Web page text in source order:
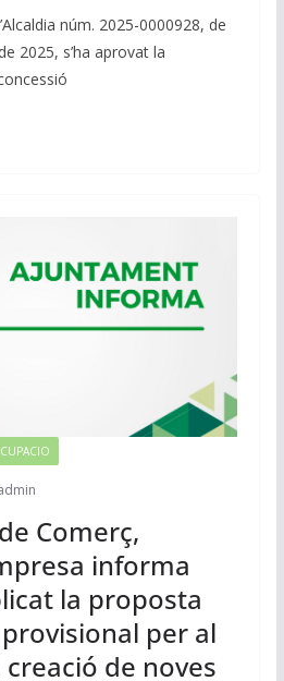
núm. 2025-0000928, de
2025, s’ha aprovat la
Comerç,
informa
la proposta
per al
de noves